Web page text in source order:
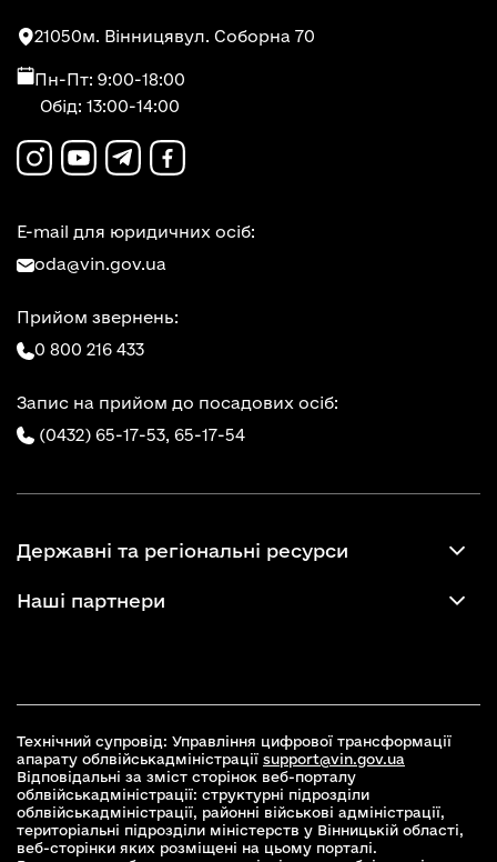
21050м. Вінницявул. Соборна 70
Пн-Пт: 9:00-18:00
Обід: 13:00-14:00
E-mail для юридичних осіб:
oda@vin.gov.ua
Прийом звернень:
0 800 216 433
Запис на прийом до посадових осіб:
(0432) 65-17-53, 65-17-54
Державні та регіональні ресурси
Наші партнери
Технічний супровід: Управління цифрової трансформації
апарату облвійськадміністрації support@vin.gov.ua
Відповідальні за зміст сторінок веб-порталу
облвійськадміністрації: структурні підрозділи
облвійськадміністрації, районні військові адміністрації,
територіальні підрозділи міністерств у Вінницькій області,
веб-сторінки яких розміщені на цьому порталі.